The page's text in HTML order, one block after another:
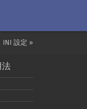
INI 設定 »